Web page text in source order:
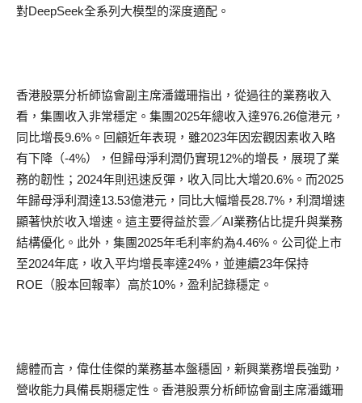
對DeepSeek全系列大模型的深度適配。
香港股票分析師協會副主席潘鐵珊指出，從過往的業務收入
看，集團收入非常穩定。集團2025年總收入達976.26億港元，
同比增長9.6%。回顧近年表現，雖2023年因宏觀因素收入略
有下降（-4%），但歸母淨利潤仍實現12%的增長，展現了業
務的韌性；2024年則迅速反彈，收入同比大增20.6%。而2025
年歸母淨利潤達13.53億港元，同比大幅增長28.7%，利潤增速
顯著快於收入增速。這主要得益於雲／AI業務佔比提升與業務
結構優化。此外，集團2025年毛利率約為4.46%。公司從上市
至2024年底，收入平均增長率達24%，並連續23年保持
ROE（股本回報率）高於10%，盈利記錄穩定。
總體而言，偉仕佳傑的業務基本盤穩固，新興業務增長強勁，
營收能力具備長期穩定性。香港股票分析師協會副主席潘鐵珊